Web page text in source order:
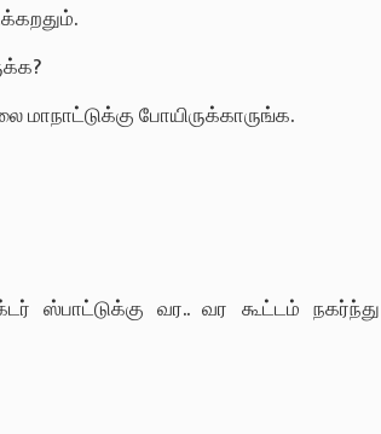
மாநாட்டுக்கு போயிருக்காருங்க.
ஸ்பாட்டுக்கு வர.. வர கூட்டம் நகர்ந்து